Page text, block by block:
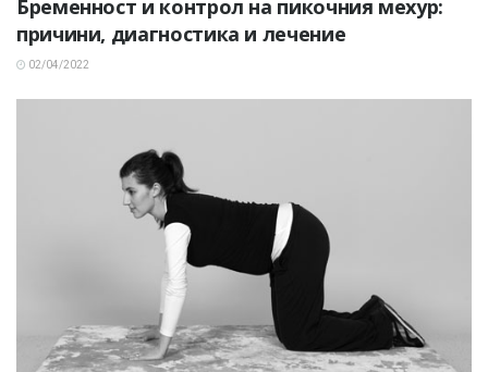
Бременност и контрол на пикочния мехур:
причини, диагностика и лечение
02/04/2022